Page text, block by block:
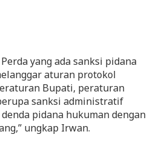
yang ada sanksi pidana
aturan protokol
Bupati, peraturan
sanksi administratif
pidana hukuman dengan
ungkap Irwan.